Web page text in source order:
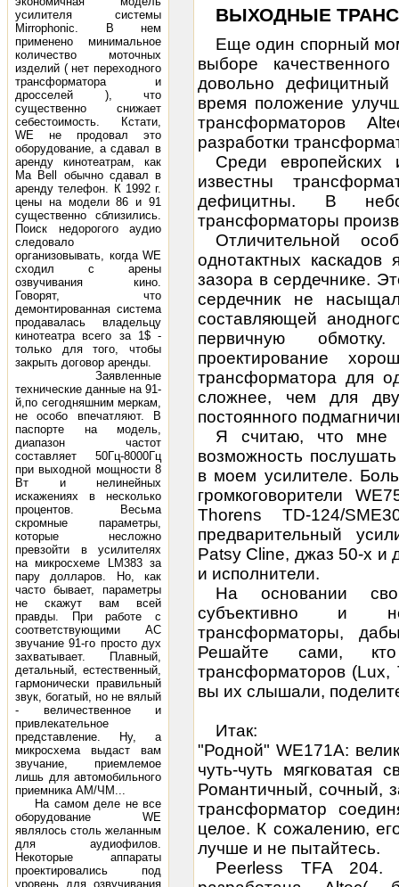
усилителя системы
Mirrophonic. В нем
применено минимальное
количество моточных
изделий ( нет переходного
трансформатора и
дросселей ), что
существенно снижает
себестоимость. Кстати,
WE не продовал это
оборудование, а сдавал в
аренду кинотеатрам, как
Ma Bell обычно сдавал в
аренду телефон. К 1992 г.
цены на модели 86 и 91
существенно сблизились.
Поиск недорогого аудио
следовало
организовывать, когда WE
сходил с арены
озвучивания кино.
Говорят, что
демонтированная система
продавалась владельцу
кинотеатра всего за 1$ -
только для того, чтобы
закрыть договор аренды.
Заявленные
технические данные на 91-
й,по сегодняшним меркам,
не особо впечатляют. В
паспорте на модель,
диапазон частот
составляет 50Гц-8000Гц
при выходной мощности 8
Вт и нелинейных
искажениях в несколько
процентов. Весьма
скромные параметры,
которые несложно
превзойти в усилителях
на микросхеме LM383 за
пару долларов. Но, как
часто бывает, параметры
не скажут вам всей
правды. При работе с
соответствующими АС
звучание 91-го просто дух
захватывает. Плавный,
детальный, естественный,
гармонически правильный
звук, богатый, но не вялый
- величественное и
привлекательное
представление. Ну, а
микросхема выдаст вам
звучание, приемлемое
лишь для автомобильного
приемника АМ/ЧМ...
На самом деле не все
оборудование WE
являлось столь желанным
для аудиофилов.
Некоторые аппараты
проектировались под
уровень для озвучивания
ВЫХОДНЫЕ
Еще один спорный
выборе
довольно
время положение
трансформаторов
разработки
Среди европейских
известны
дефицитны. В
трансформаторы
Отличительной
однотактных каскадов
зазора в сердечнике.
сердечник не
составляющей
первичную
проектирование
трансформатора для
сложнее, чем для
постоянного
Я считаю, что мне
возможность
в моем усилителе.
громкоговорители
Thorens TD-124/
предварительный
Patsy Cline, джаз 50-х и
и исполнители.
На основании
субъективно и
трансформаторы,
Решайте сами,
трансформаторов (Lux,
вы их слышали,
Итак:
"Родной" WE171A:
чуть-чуть мягковатая
Романтичный, сочный,
трансформатор
целое. К сожалению,
лучше и не пытайтесь.
Peerless TFA 204.